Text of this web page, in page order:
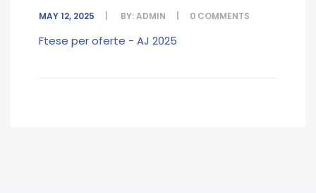
MAY 12, 2025 BY:ADMIN 0 COMMENTS
Ftese per oferte - AJ 2025